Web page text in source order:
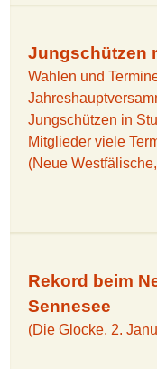
Jungschützen
Wahlen und
Jungschützen in
Mitglieder viele
(Neue
Rekord beim
Sennesee
(Die Glocke, 2.